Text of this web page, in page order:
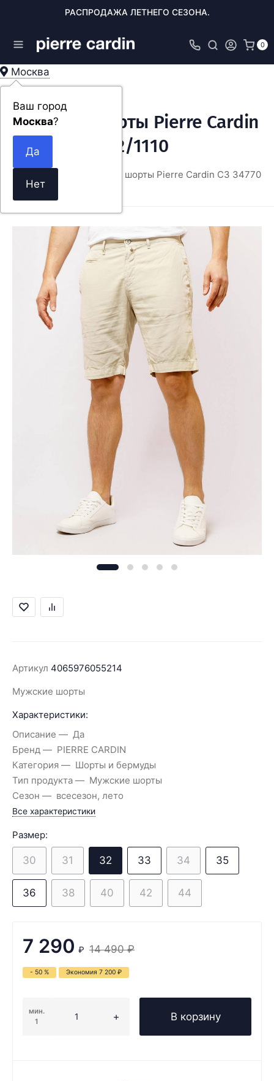
РАСПРОДАЖА ЛЕТНЕГО СЕЗОНА.
0
Москва
Ваш город
Москва?
Мужские шорты Pierre Cardin
C3 34770.5002/1110
Мужские шорты Pierre Cardin C3
Артикул 4065976055214
Мужские шорты
Характеристики:
Описание
Да
Бренд
PIERRE CARDIN
Категория
Шорты и бермуды
Тип продукта
Мужские шорты
Сезон
всесезон, лето
Все характеристики
Размер:
30 31 32 33 34 35
36 38 40 42 44
7 290 ₽ 14 490 ₽
- 50 % Экономия 7 200 ₽
мин.
1
В корзину